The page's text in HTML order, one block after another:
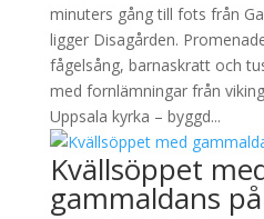
minuters gång till fots från
ligger Disagården.
fågelsång, barnaskratt och
med fornlämningar från
Uppsala kyrka – byggd...
Kvällsöppet
gammaldans